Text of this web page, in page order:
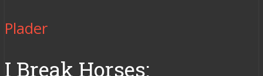
Plader
I Break Horses: